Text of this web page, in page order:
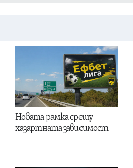
Новата рамка срещу
хазартната зависимост